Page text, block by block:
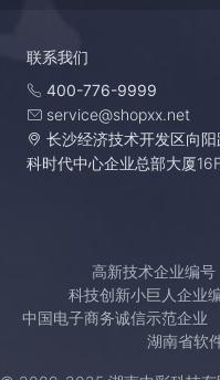
联系我们
400-776-9999
service@shopxx.net
长沙经济技术开发区向阳
科时代中心企业总部大厦
高新技术企业编
科技创新小巨人企业
中国电子商务诚信示范企业
湖南省软